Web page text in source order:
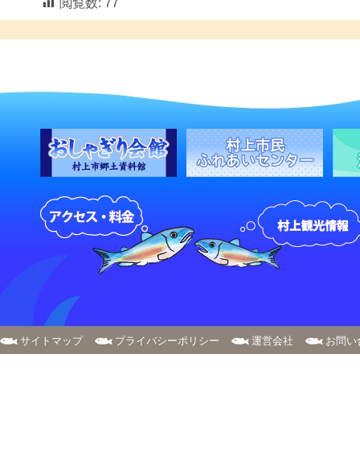
閲覧数: 77
サイトマップ プライバシーポリシー 運営会社 お問い